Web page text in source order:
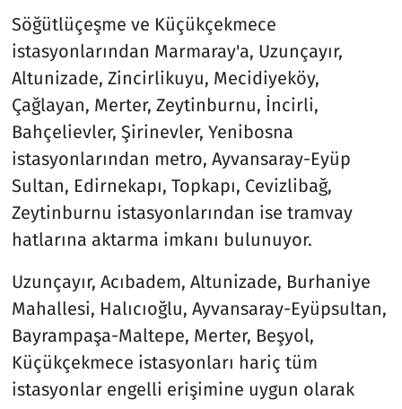
Söğütlüçeşme ve Küçükçekmece
istasyonlarından Marmaray'a, Uzunçayır,
Altunizade, Zincirlikuyu, Mecidiyeköy,
Çağlayan, Merter, Zeytinburnu, İncirli,
Bahçelievler, Şirinevler, Yenibosna
istasyonlarından metro, Ayvansaray-Eyüp
Sultan, Edirnekapı, Topkapı, Cevizlibağ,
Zeytinburnu istasyonlarından ise tramvay
hatlarına aktarma imkanı bulunuyor.
Uzunçayır, Acıbadem, Altunizade, Burhaniye
Mahallesi, Halıcıoğlu, Ayvansaray-Eyüpsultan,
Bayrampaşa-Maltepe, Merter, Beşyol,
Küçükçekmece istasyonları hariç tüm
istasyonlar engelli erişimine uygun olarak